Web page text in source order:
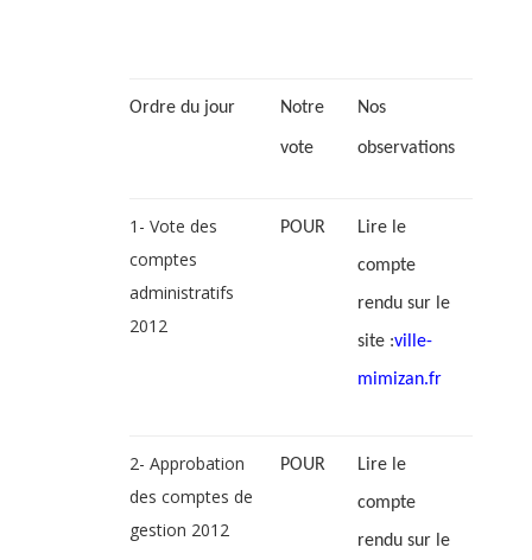
Ordre du jour Notre
vote
Nos
observations
1- Vote des
comptes
administratifs
2012
POUR
Lire le
compte
rendu sur le
site :ville-
mimizan.fr
2- Approbation
des comptes de
gestion 2012
POUR
Lire le
compte
rendu sur le